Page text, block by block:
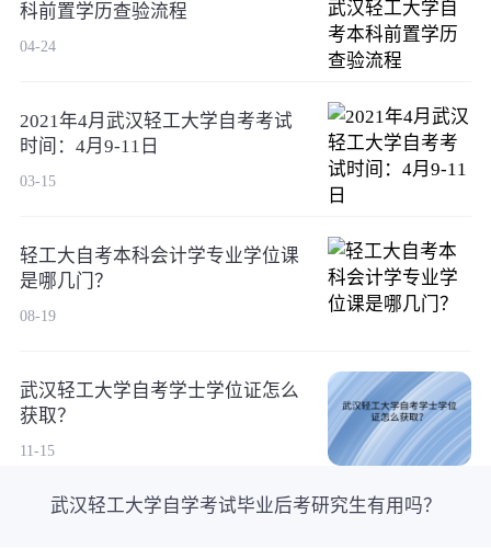
科前置学历查验流程
04-24
2021年4月武汉轻工大学自考考试
时间：4月9-11日
03-15
轻工大自考本科会计学专业学位课
是哪几门？
08-19
武汉轻工大学自考学士学位证怎么
获取？
11-15
武汉轻工大学自学考试毕业后考研究生有用吗？